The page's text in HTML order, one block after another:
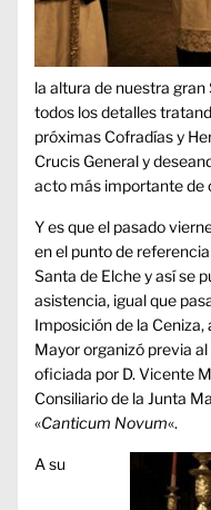
la altura de nuestra
todos los detalles
próximas Cofradías y
Crucis General y
acto más importante de
Y es que el pasado
en el punto de
Santa de Elche y así se
asistencia, igual que
Imposición de la Ceniza,
Mayor organizó previa
oficiada por D. Vicente
Consiliario de la Junta
«Canticum Novum«.
A su